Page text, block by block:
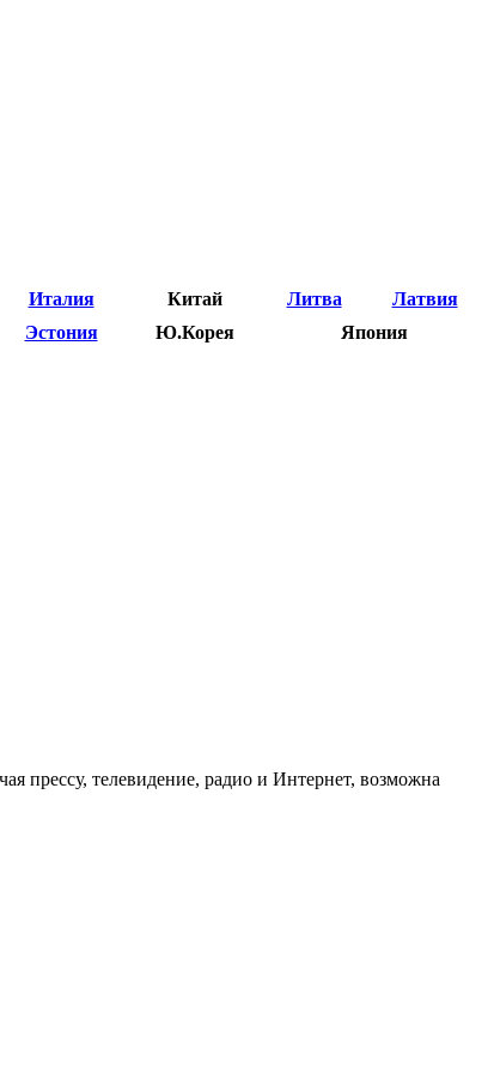
Италия Китай Литва
Латвия
Эстония Ю.Корея Япония
прессу, телевидение, радио и Интернет, возможна